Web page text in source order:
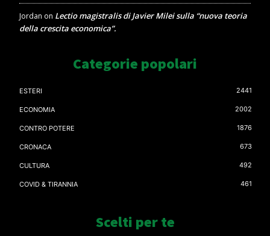
Jordan on Lectio magistralis di Javier Milei sulla “nuova teoria
della crescita economica”.
Categorie popolari
ESTERI 2441
ECONOMIA 2002
CONTRO POTERE 1876
CRONACA 673
CULTURA 492
COVID & TIRANNIA 461
Scelti per te